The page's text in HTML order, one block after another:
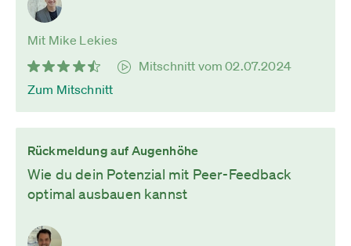
Mit Mike Lekies
Mitschnitt vom 02.07.2024
Zum Mitschnitt
Rückmeldung auf Augenhöhe
Wie du dein Potenzial mit Peer-Feedback
optimal ausbauen kannst